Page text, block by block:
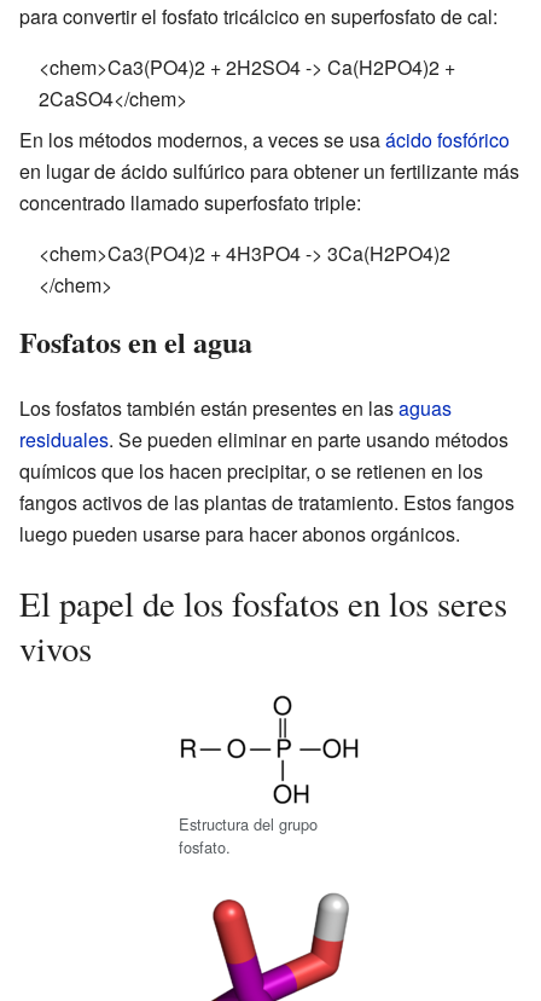
para convertir el fosfato tricálcico en superfosfato de cal:
<chem>Ca3(PO4)2 + 2H2SO4 -> Ca(H2PO4)2 +
2CaSO4</chem>
En los métodos modernos, a veces se usaácido fosfórico
en lugar de ácido sulfúrico para obtener un fertilizante más
concentrado llamado superfosfato triple:
<chem>Ca3(PO4)2 + 4H3PO4 -> 3Ca(H2PO4)2
</chem>
Fosfatos en el agua
Los fosfatos también están presentes en lasaguas
residuales. Se pueden eliminar en parte usando métodos
químicos que los hacen precipitar, o se retienen en los
fangos activos de las plantas de tratamiento. Estos fangos
luego pueden usarse para hacer abonos orgánicos.
El papel de los fosfatos en los seres
vivos
Estructura del grupo
fosfato.